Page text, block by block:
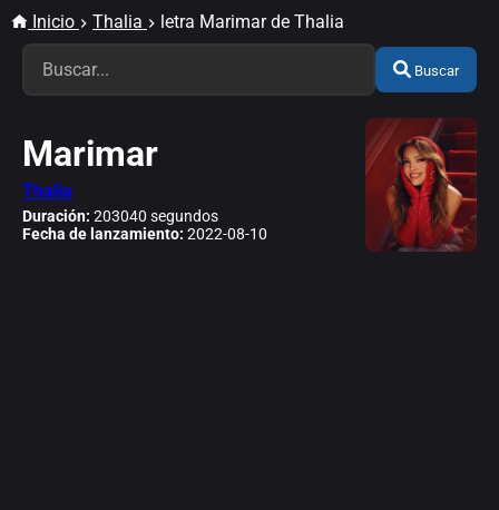
Inicio Thalia letra Marimar de Thalia
Buscar
Marimar
Thalia
Duración: 203040 segundos
Fecha de lanzamiento: 2022-08-10